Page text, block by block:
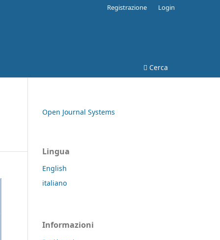
Cerca
Registrazione Login
Open Journal Systems
Lingua
English
italiano
Informazioni